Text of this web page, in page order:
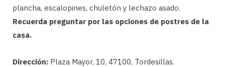
plancha, escalopines, chuletón y lechazo asado.
Recuerda preguntar por las opciones de postres de la
casa.
Dirección: Plaza Mayor, 10, 47100, Tordesillas.